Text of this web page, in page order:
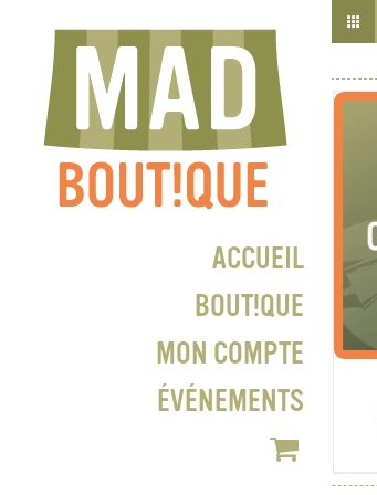
contenu
ACCUEIL
BOUT!QUE
MON COMPTE
ÉVÉNEMENTS